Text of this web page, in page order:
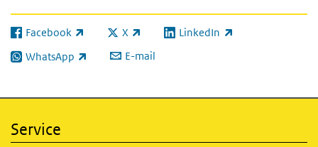
Facebook
(externe link) X
(externe link) LinkedIn
(externe link)
WhatsApp
(externe link) E-mail
Service